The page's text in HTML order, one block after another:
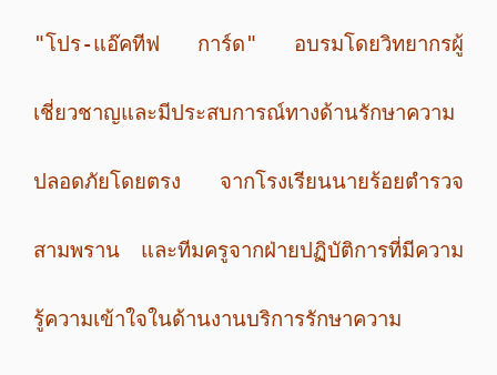
"โปร-แอ๊คทีฟ การ์ด" อบรมโดยวิทยากรผู้
เชี่ยวชาญและมีประสบการณ์ทางด้านรักษาความ
ปลอดภัยโดยตรง จากโรงเรียนนายร้อยตำรวจ
สามพราน และทีมครูจากฝ่ายปฏิบัติการที่มีความ
รู้ความเข้าใจในด้านงานบริการรักษาความ